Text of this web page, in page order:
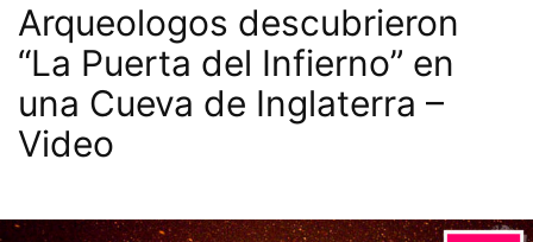
Arqueologos descubrieron
“La Puerta del Infierno” en
una Cueva de Inglaterra –
Video